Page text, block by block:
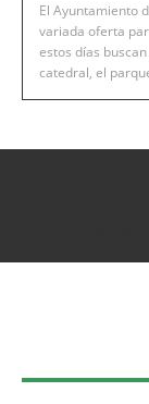
El Ayuntamiento
variada oferta
estos días
catedral, el